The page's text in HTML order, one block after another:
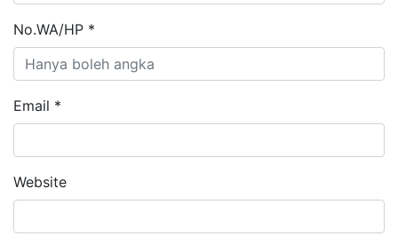
No.WA/HP *
Email *
Website